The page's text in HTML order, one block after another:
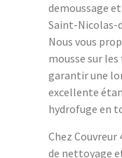
demoussage
Saint-Nicolas-
Nous vous
mousse sur
garantir une
excellente
hydrofuge en
Chez Couvreur
de nettoyage